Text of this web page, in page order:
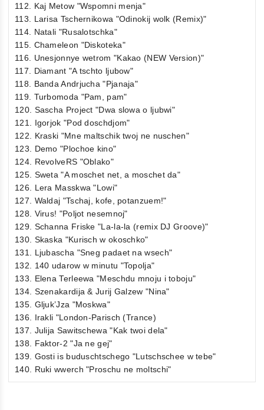
112. Kaj Metow "Wspomni menja"
113. Larisa Tschernikowa "Odinokij wolk (Remix)"
114. Natali "Rusalotschka"
115. Chameleon "Diskoteka"
116. Unesjonnye wetrom "Kakao (NEW Version)"
117. Diamant "A tschto ljubow"
118. Banda Andrjucha "Pjanaja"
119. Turbomoda "Pam, pam"
120. Sascha Project "Dwa slowa o ljubwi"
121. Igorjok "Pod doschdjom"
122. Kraski "Mne maltschik twoj ne nuschen"
123. Demo "Plochoe kino"
124. RevolveRS "Oblako"
125. Sweta "A moschet net, a moschet da"
126. Lera Masskwa "Lowi"
127. Waldaj "Tschaj, kofe, potanzuem!"
128. Virus! "Poljot nesemnoj"
129. Schanna Friske "La-la-la (remix DJ Groove)"
130. Skaska "Kurisch w okoschko"
131. Ljubascha "Sneg padaet na wsech"
132. 140 udarow w minutu "Topolja"
133. Elena Terleewa "Meschdu mnoju i toboju"
134. Szenakardija & Jurij Galzew "Nina"
135. Gljuk’Jza "Moskwa"
136. Irakli "London-Parisch (Trance)
137. Julija Sawitschewa "Kak twoi dela"
138. Faktor-2 "Ja ne gej"
139. Gosti is buduschtschego "Lutschschee w tebe"
140. Ruki wwerch "Proschu ne moltschi"